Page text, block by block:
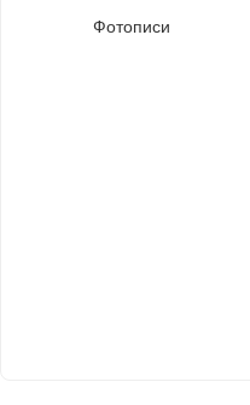
Фотописи